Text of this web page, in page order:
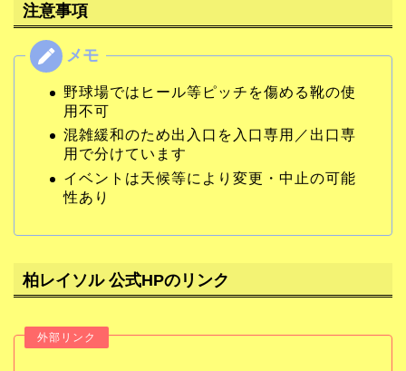
注意事項
野球場ではヒール等ピッチを傷める靴の使
用不可
混雑緩和のため出入口を入口専用／出口専
用で分けています
イベントは天候等により変更・中止の可能
性あり
柏レイソル 公式HPのリンク